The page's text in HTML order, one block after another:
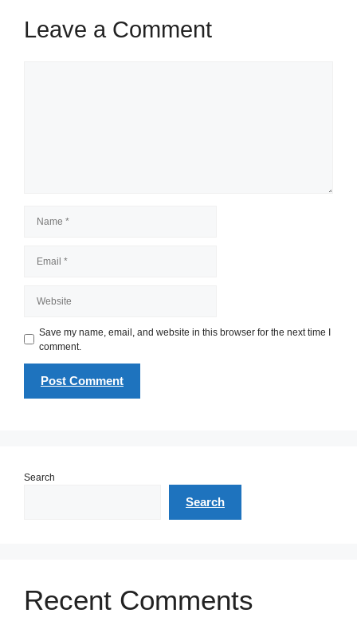
Leave a Comment
Save my name, email, and website in this browser for the next time I
comment.
Search
Search
Recent Comments